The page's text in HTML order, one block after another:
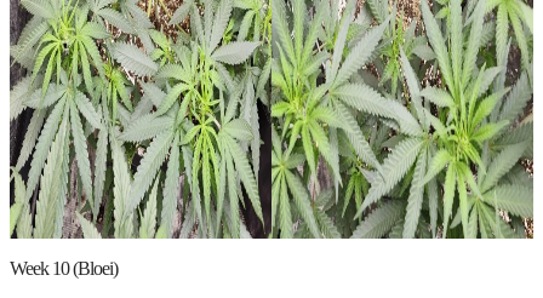
Week 10 (Bloei)